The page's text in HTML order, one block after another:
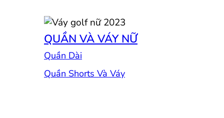
QUẦN VÀ VÁY NỮ
Quần Dài
Quần Shorts Và Váy